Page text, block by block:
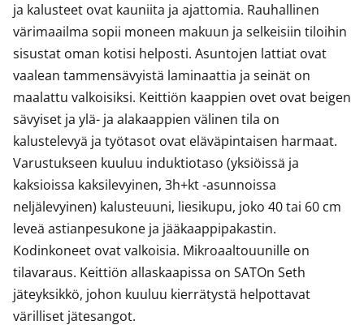
ja kalusteet ovat kauniita ja ajattomia. Rauhallinen
värimaailma sopii moneen makuun ja selkeisiin tiloihin
sisustat oman kotisi helposti. Asuntojen lattiat ovat
vaalean tammensävyistä laminaattia ja seinät on
maalattu valkoisiksi. Keittiön kaappien ovet ovat beigen
sävyiset ja ylä- ja alakaappien välinen tila on
kalustelevyä ja työtasot ovat eläväpintaisen harmaat.
Varustukseen kuuluu induktiotaso (yksiöissä ja
kaksioissa kaksilevyinen, 3h+kt -asunnoissa
neljälevyinen) kalusteuuni, liesikupu, joko 40 tai 60 cm
leveä astianpesukone ja jääkaappipakastin.
Kodinkoneet ovat valkoisia. Mikroaaltouunille on
tilavaraus. Keittiön allaskaapissa on SATOn Seth
jäteyksikkö, johon kuuluu kierrätystä helpottavat
värilliset jätesangot.